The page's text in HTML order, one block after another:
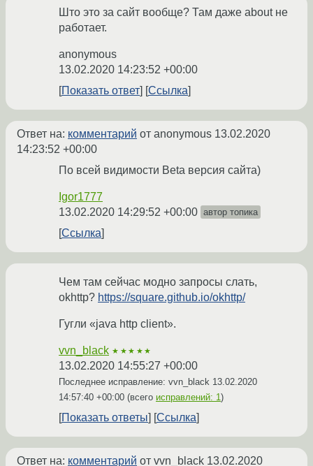
Што это за сайт вообще? Там даже about не
работает.
anonymous
13.02.2020 14:23:52 +00:00
Показать ответ
Ссылка
Ответ на: комментарий от anonymous 13.02.2020
14:23:52 +00:00
По всей видимости Beta версия сайта)
Igor1777
13.02.2020 14:29:52 +00:00 автор топика
Ссылка
Чем там сейчас модно запросы слать,
okhttp? https://square.github.io/okhttp/
Гугли «java http client».
vvn_black ★★★★★
13.02.2020 14:55:27 +00:00
Последнее исправление: vvn_black 13.02.2020
14:57:40 +00:00 (всего исправлений: 1)
Показать ответы Ссылка
Ответ на: комментарий от vvn_black 13.02.2020